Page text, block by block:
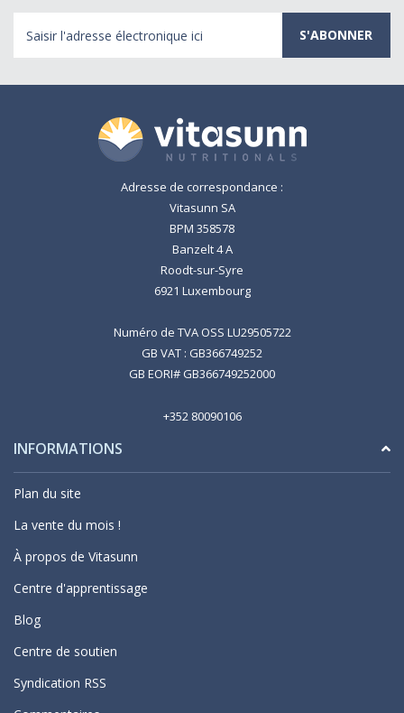
électronique
Adresse de correspondance :
Vitasunn SA
BPM 358578
Banzelt 4 A
Roodt-sur-Syre
6921 Luxembourg
Numéro de TVA OSS LU29505722
GB VAT : GB366749252
GB EORI# GB366749252000
+352 80090106
INFORMATIONS
Plan du site
La vente du mois !
À propos de Vitasunn
Centre d'apprentissage
Blog
Centre de soutien
Syndication RSS